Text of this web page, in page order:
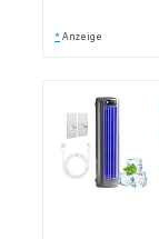
* Anzeige